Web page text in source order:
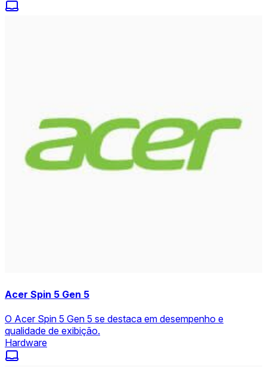
Acer Spin 5 Gen 5
O Acer Spin 5 Gen 5 se destaca em desempenho e
qualidade de exibição.
Hardware